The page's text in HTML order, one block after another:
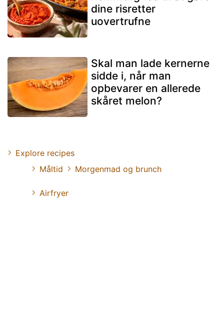
dine risretter
uovertrufne
Skal man lade kernerne
sidde i, når man
opbevarer en allerede
skåret melon?
Explore recipes
Måltid
Morgenmad og brunch
Airfryer